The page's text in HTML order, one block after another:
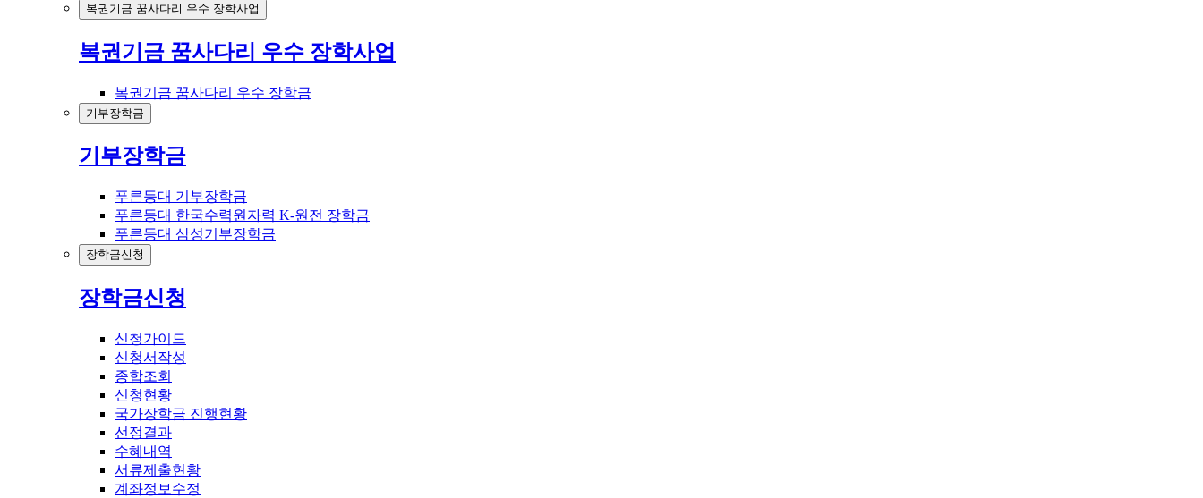
복권기금 꿈사다리 우수 장학사업
복권기금 꿈사다리 우수 장학사업
복권기금 꿈사다리 우수 장학금
기부장학금
기부장학금
푸른등대 기부장학금
푸른등대 한국수력원자력 K-원전 장학금
푸른등대 삼성기부장학금
장학금신청
장학금신청
신청가이드
신청서작성
종합조회
신청현황
국가장학금 진행현황
선정결과
수혜내역
서류제출현황
계좌정보수정